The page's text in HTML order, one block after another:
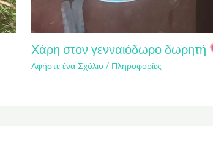
Χάρη στον γενναιόδωρο δωρητή
Αφήστε ένα Σχόλιο / Πληροφορίες